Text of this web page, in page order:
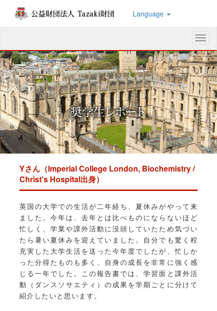
Language
メ
ニ
ュ
ー
Yさん（Imperial College London, Biochemistry /
Christ's Hospital出身）
英国の大学での生活が二年経ち、夏休みがやって来
ました。今年は、去年とは比べものにならないほど
忙しく、学業や課外活動に没頭していたため気づい
たら暑い夏休みを迎えていました。自分でも驚く程
充実した大学生活を送った今年度でしたが、忙しか
った分得たものも多く、自身の成長を非常に強く感
じる一年でした。この報告書では、学習面と課外活
動（ダンスソサエティ）の成果を学期ごとに分けて
紹介したいと思います。